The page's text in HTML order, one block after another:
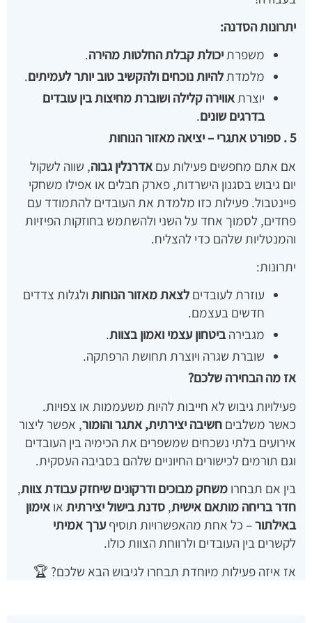
יתרונות הסדנה:
משפרתיכולת קבלת החלטות מהירה.
מלמדתלהיות נוכחים ולהקשיב טוב יותר לעמיתים.
יוצרתאווירה קלילה ושוברת מחיצות בין עובדים
בדרגים שונים.
5 . ספורט אתגרי – יציאה מאזור הנוחות
אם אתם מחפשים פעילות עם אדרנלין גבוה, שווה לשקול
יום גיבוש בסגנון הישרדות, פארק חבלים או אפילו משחקי
פיינטבול. פעילות כזו מלמדת את העובדים להתמודד עם
פחדים, לסמוך אחד על השני ולהשתמש בחוזקות הפיזיות
והמנטליות שלהם כדי להצליח.
יתרונות:
עוזרת לעובדים לצאת מאזור הנוחותולגלות צדדים
חדשים בעצמם.
מגבירהביטחון עצמי ואמון בצוות.
שוברת שגרה ויוצרת תחושת הרפתקה.
אז מה הבחירה שלכם?
פעילויות גיבוש לא חייבות להיות משעממות או צפויות.
כאשר משלבים חשיבה יצירתית, אתגר והומור, אפשר ליצור
אירועים בלתי נשכחים שמשפרים את הכימיה בין העובדים
וגם תורמים לכישורים החיוניים שלהם בסביבה העסקית.
בין אם תבחרו משחק מבוכים ודרקונים שיחזק עבודת צוות,
חדר בריחה מותאם אישית, סדנת בישול יצירתיתאו אימון
באילתור– כל אחת מהאפשרויות תוסיף ערך אמיתי
לקשרים בין העובדים ולרווחת הצוות כולו.
אז איזה פעילות מיוחדת תבחרו לגיבוש הבא שלכם? 🏆